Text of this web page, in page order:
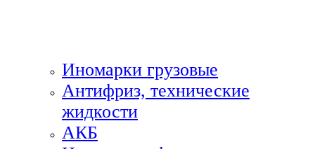
Иномарки грузовые
Антифриз, технические
жидкости
АКБ